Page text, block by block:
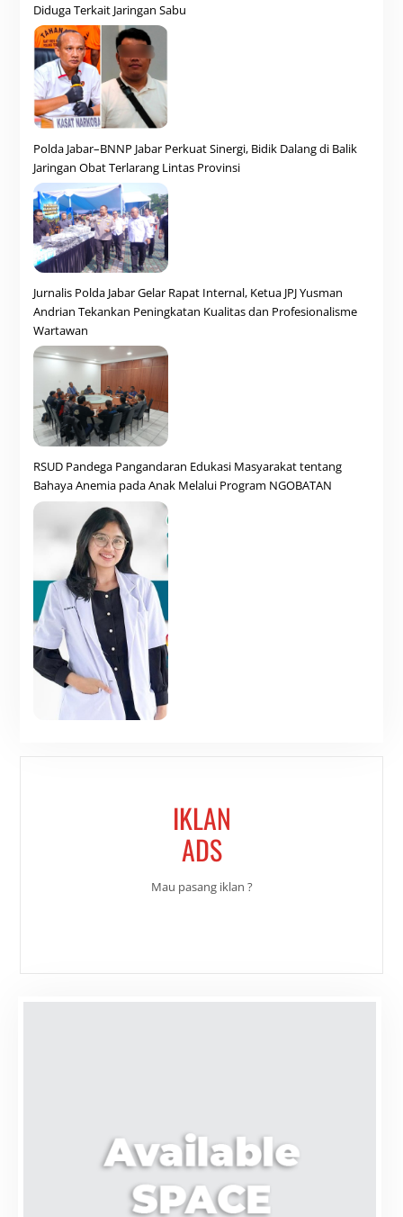
Diduga Terkait Jaringan Sabu
Polda Jabar–BNNP Jabar Perkuat Sinergi, Bidik Dalang di Balik
Jaringan Obat Terlarang Lintas Provinsi
Jurnalis Polda Jabar Gelar Rapat Internal, Ketua JPJ Yusman
Andrian Tekankan Peningkatan Kualitas dan Profesionalisme
Wartawan
RSUD Pandega Pangandaran Edukasi Masyarakat tentang
Bahaya Anemia pada Anak Melalui Program NGOBATAN
IKLAN
ADS
Mau pasang iklan ?